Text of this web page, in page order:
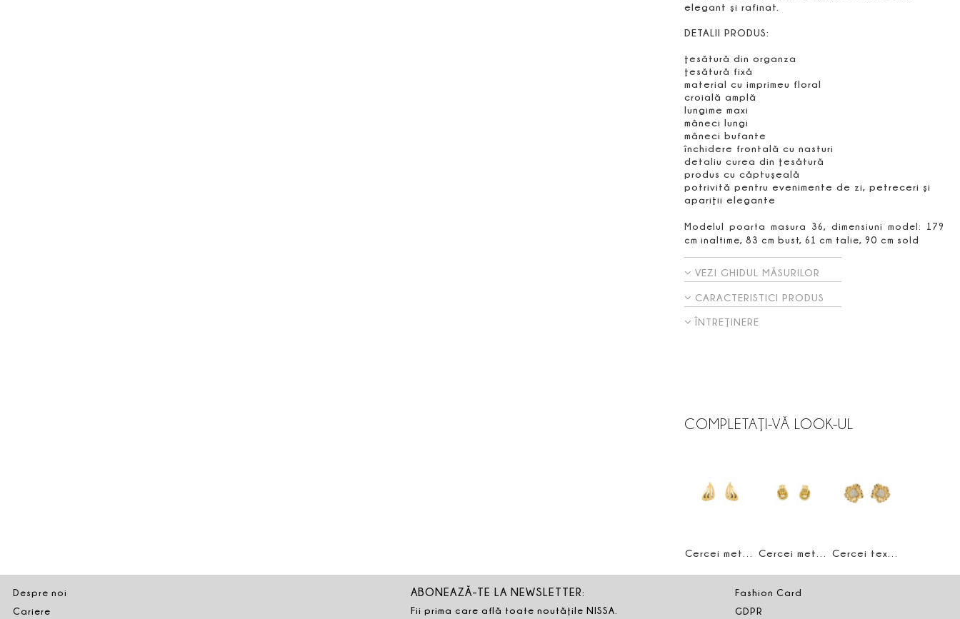
elegant şi rafinat.
DETALII PRODUS:
ţesătură din organza
ţesătură fixă
material cu imprimeu floral
croială amplă
lungime maxi
mâneci lungi
mâneci bufante
închidere frontală cu nasturi
detaliu curea din ţesătură
produs cu căptuşeală
potrivită pentru evenimente de zi, petreceri şi
apariţii elegante
Modelul poarta masura 36, dimensiuni model: 179
cm inaltime, 83 cm bust, 61 cm talie, 90 cm sold
VEZI GHIDUL MĂSURILOR
CARACTERISTICI PRODUS
ÎNTREŢINERE
COMPLETAŢI-VĂ LOOK-UL
Despre noi
Cariere
ABONEAZĂ-TE LA NEWSLETTER:
Fii prima care află toate noutăţile NISSA.
Fashion Card
GDPR